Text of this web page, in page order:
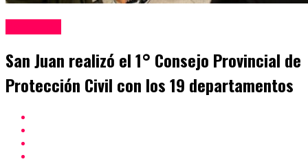
San Juan realizó el 1° Consejo Provincial de
Protección Civil con los 19 departamentos